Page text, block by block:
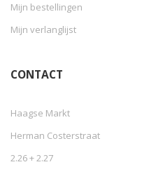
Mijn bestellingen
Mijn verlanglijst
CONTACT
Haagse Markt
Herman Costerstraat
2.26 + 2.27